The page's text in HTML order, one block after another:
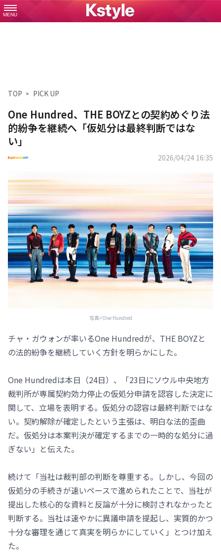
MENU
TOP PICK UP
One Hundred、THE BOYZとの契約めぐり法
的紛争を継続へ「仮処分は最終判断ではな
い」
2026/04/24 16:35
写真=One Hundred
チャ・ガウォンが率いるOne Hundredが、THE BOYZと
の法的紛争を継続していく方針を明らかにした。
One Hundredは本日（24日）、「23日にソウル中央地方
裁判所が専属契約効力停止の仮処分申請を認容した決定に
関して、立場を表明する。仮処分の認容は最終判断ではな
い。契約解除が確定したという主張は、明白な法的歪曲
だ。仮処分は本案判決が確定するまでの一時的な処分に過
ぎない」と伝えた。
続けて「当社は裁判部の判断を尊重する。しかし、今回の
仮処分の手続きが速いペースで進められたことで、当社が
提出した核心的な資料と反論が十分に検討されなかったと
判断する。当社は速やかに異議申請を提起し、実質的かつ
十分な審理を通じて真実を明らかにしていく」とつけ加え
た。